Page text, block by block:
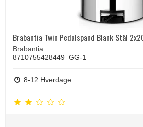
Brabantia Twin Pedalspand Blank Stål
Brabantia
8710755428449_GG-1
8-12 Hverdage